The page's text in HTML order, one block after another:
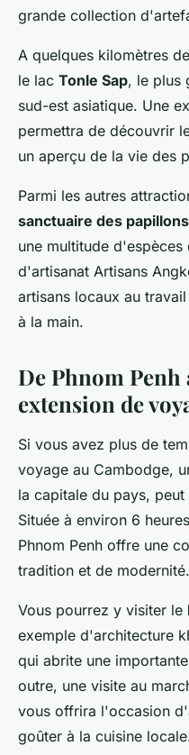
grande collection
A quelques kilomètres
le lac Tonle Sap, le plus
sud-est asiatique. Une
permettra de découvrir
un aperçu de la vie des
Parmi les autres
sanctuaire des
une multitude
d'artisanat Artisans
artisans locaux au
à la main.
De Phnom Penh
extension de
Si vous avez plus de
voyage au Cambodge,
la capitale du pays,
Située à environ 6
Phnom Penh offre une
tradition et de modernité.
Vous pourrez y visiter le
exemple d'architecture
qui abrite une
outre, une visite au
vous offrira l'occasion
goûter à la cuisine